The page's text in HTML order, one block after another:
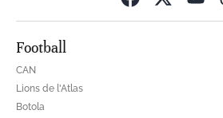
Football
CAN
Lions de l'Atlas
Botola